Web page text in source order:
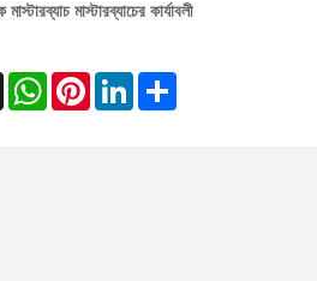
মাস্টারব্যাচ মাস্টারব্যাচের কার্যাবলী
X WhatsAppPinterestLinkedIn